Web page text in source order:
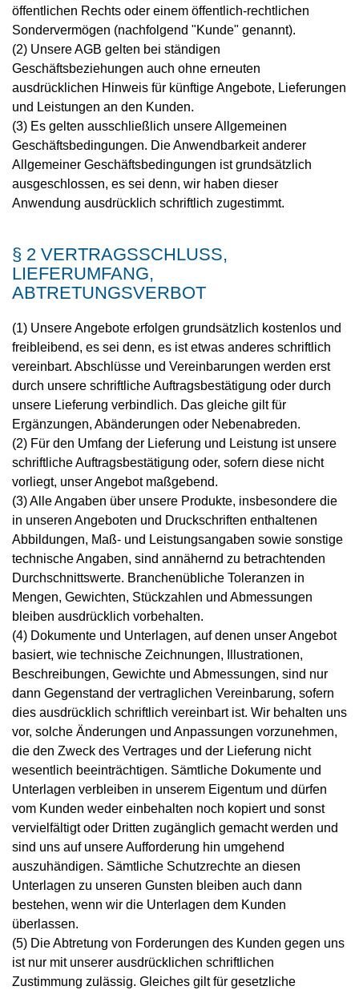
öffentlichen Rechts oder einem öffentlich-rechtlichen
Sondervermögen (nachfolgend "Kunde" genannt).
(2) Unsere AGB gelten bei ständigen
Geschäftsbeziehungen auch ohne erneuten
ausdrücklichen Hinweis für künftige Angebote, Lieferungen
und Leistungen an den Kunden.
(3) Es gelten ausschließlich unsere Allgemeinen
Geschäftsbedingungen. Die Anwendbarkeit anderer
Allgemeiner Geschäftsbedingungen ist grundsätzlich
ausgeschlossen, es sei denn, wir haben dieser
Anwendung ausdrücklich schriftlich zugestimmt.
§ 2 VERTRAGSSCHLUSS,
LIEFERUMFANG,
ABTRETUNGSVERBOT
(1) Unsere Angebote erfolgen grundsätzlich kostenlos und
freibleibend, es sei denn, es ist etwas anderes schriftlich
vereinbart. Abschlüsse und Vereinbarungen werden erst
durch unsere schriftliche Auftragsbestätigung oder durch
unsere Lieferung verbindlich. Das gleiche gilt für
Ergänzungen, Abänderungen oder Nebenabreden.
(2) Für den Umfang der Lieferung und Leistung ist unsere
schriftliche Auftragsbestätigung oder, sofern diese nicht
vorliegt, unser Angebot maßgebend.
(3) Alle Angaben über unsere Produkte, insbesondere die
in unseren Angeboten und Druckschriften enthaltenen
Abbildungen, Maß- und Leistungsangaben sowie sonstige
technische Angaben, sind annähernd zu betrachtenden
Durchschnittswerte. Branchenübliche Toleranzen in
Mengen, Gewichten, Stückzahlen und Abmessungen
bleiben ausdrücklich vorbehalten.
(4) Dokumente und Unterlagen, auf denen unser Angebot
basiert, wie technische Zeichnungen, Illustrationen,
Beschreibungen, Gewichte und Abmessungen, sind nur
dann Gegenstand der vertraglichen Vereinbarung, sofern
dies ausdrücklich schriftlich vereinbart ist. Wir behalten uns
vor, solche Änderungen und Anpassungen vorzunehmen,
die den Zweck des Vertrages und der Lieferung nicht
wesentlich beeinträchtigen. Sämtliche Dokumente und
Unterlagen verbleiben in unserem Eigentum und dürfen
vom Kunden weder einbehalten noch kopiert und sonst
vervielfältigt oder Dritten zugänglich gemacht werden und
sind uns auf unsere Aufforderung hin umgehend
auszuhändigen. Sämtliche Schutzrechte an diesen
Unterlagen zu unseren Gunsten bleiben auch dann
bestehen, wenn wir die Unterlagen dem Kunden
überlassen.
(5) Die Abtretung von Forderungen des Kunden gegen uns
ist nur mit unserer ausdrücklichen schriftlichen
Zustimmung zulässig. Gleiches gilt für gesetzliche